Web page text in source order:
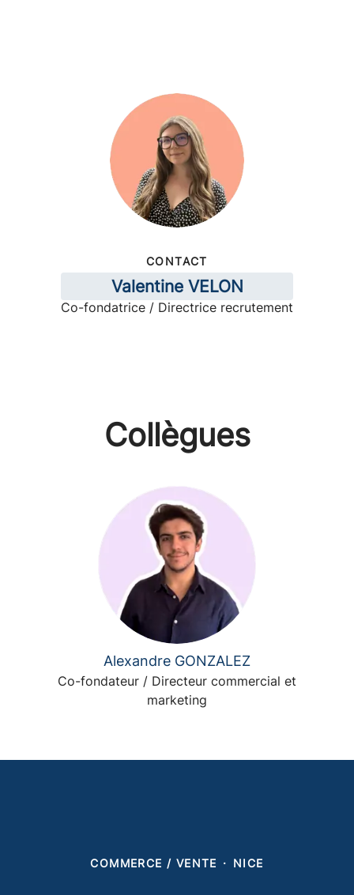
CONTACT
Valentine VELON
Co-fondatrice / Directrice recrutement
Collègues
Alexandre GONZALEZ
Co-fondateur / Directeur commercial et
marketing
COMMERCE / VENTE · NICE